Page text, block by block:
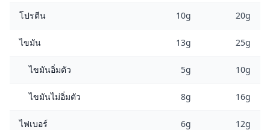
โปรตีน 10g 20g
ไขมัน 13g 25g
ไขมันอิ่มตัว 5g 10g
ไขมันไม่อิ่มตัว 8g 16g
ไฟเบอร์ 6g 12g